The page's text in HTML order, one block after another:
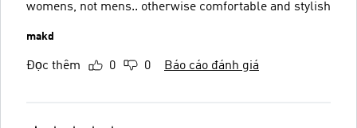
womens, not mens.. otherwise comfortable and stylish
makd
Đọc thêm 0 0 Báo cáo đánh giá